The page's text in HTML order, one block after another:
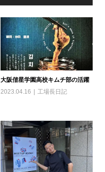
大阪偕星学園高校キムチ部の活躍
2023.04.16
工場長日記